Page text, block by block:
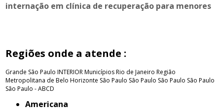
internação em clínica de recuperação para menores
Regiões onde a atende :
Grande São Paulo INTERIORMunicípios Rio de Janeiro Região
Metropolitana de Belo Horizonte São Paulo São Paulo São Paulo São Paulo
São Paulo - ABCD
Americana